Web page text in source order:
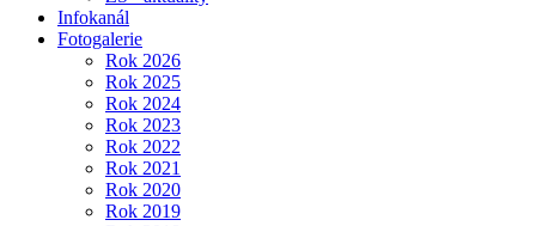
Infokanál
Fotogalerie
Rok 2026
Rok 2025
Rok 2024
Rok 2023
Rok 2022
Rok 2021
Rok 2020
Rok 2019